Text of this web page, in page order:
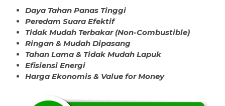
Daya Tahan Panas Tinggi
Peredam Suara Efektif
Tidak Mudah Terbakar (Non-Combustible)
Ringan & Mudah Dipasang
Tahan Lama & Tidak Mudah Lapuk
Efisiensi Energi
Harga Ekonomis & Value for Money